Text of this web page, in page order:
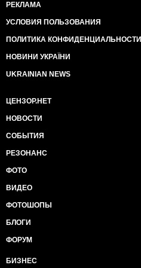
РЕКЛАМА
УСЛОВИЯ ПОЛЬЗОВАНИЯ
ПОЛИТИКА КОНФИДЕНЦИАЛЬНОСТИ
НОВИНИ УКРАЇНИ
UKRAINIAN NEWS
ЦЕНЗОР.НЕТ
НОВОСТИ
СОБЫТИЯ
РЕЗОНАНС
ФОТО
ВИДЕО
ФОТОШОПЫ
БЛОГИ
ФОРУМ
БИЗНЕС